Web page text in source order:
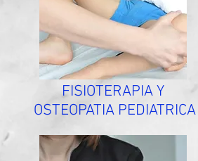
FISIOTERAPIA Y
OSTEOPATIA PEDIATRICA